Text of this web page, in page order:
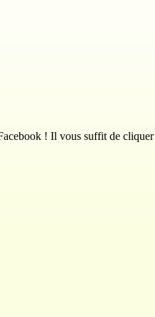
! Il vous suffit de cliquer